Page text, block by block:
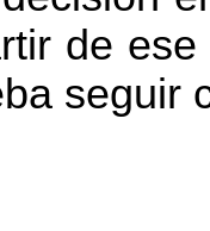
de
seguir